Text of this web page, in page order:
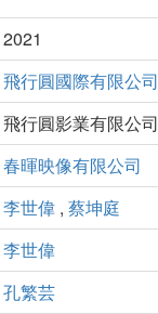
2021
飛行圓國際有限公司
飛行圓影業有限公司
春暉映像有限公司
李世偉 , 蔡坤庭
李世偉
孔繁芸